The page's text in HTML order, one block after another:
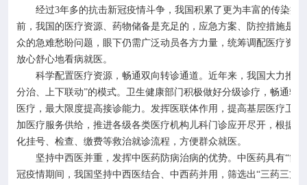
经过3年多的抗击新冠疫情斗争，我国积累了更为丰富的传染病
前，我国的医疗资源、药物储备是充足的，应急方案、防控措施是
众的急难愁盼问题，眼下仍需广泛动员各方力量，统筹调配医疗资
放心舒心地看病就医。
科学配置医疗资源，畅通双向转诊通道。近年来，我国大力推进
分治、上下联动”的模式。卫生健康部门积极做好分级诊疗，畅通
医疗，最大限度提高接诊能力。发挥医联体作用，提高基层医疗卫
加医疗服务供给，推进各级各类医疗机构儿科门诊应开尽开，根据
化挂号、检查、缴费等救治就诊流程，方便群众就医。
坚持中西医并重，发挥中医药防病治病的优势。中医药具有“简
冠疫情期间，我国坚持中西医结合、中西药并用，筛选出“三药三方